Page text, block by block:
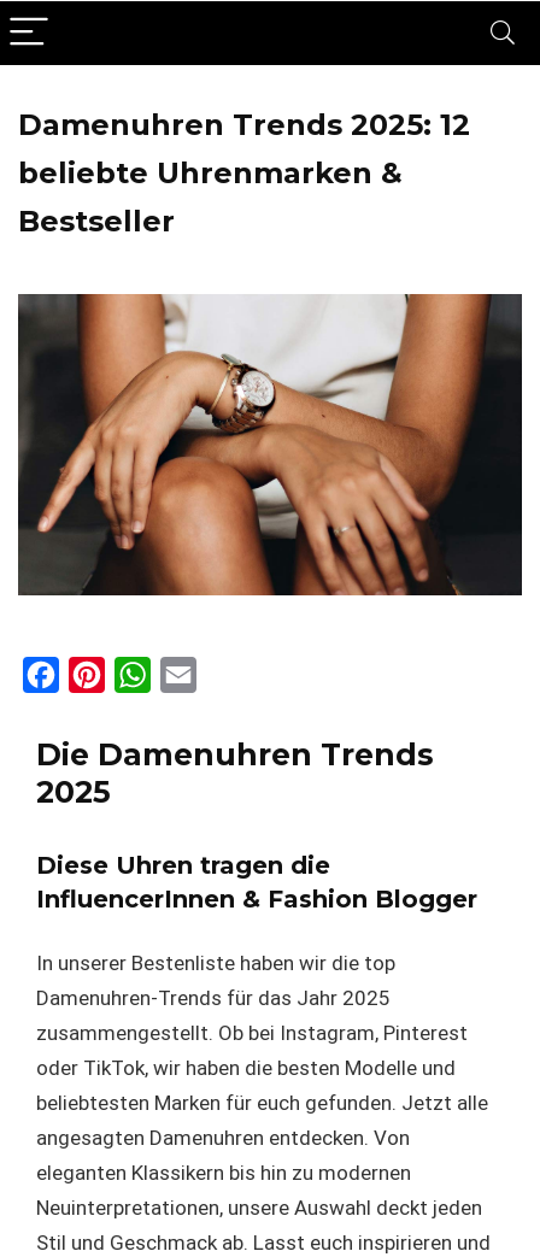
Damenuhren Trends 2025: 12
beliebte Uhrenmarken &
Bestseller
c
e
o
o
n
t
e
t
W
a
A
p
a
Die Damenuhren Trends
2025
Diese Uhren tragen die
InfluencerInnen & Fashion Blogger
In unserer Bestenliste haben wir die top
Damenuhren-Trends für das Jahr 2025
zusammengestellt. Ob bei Instagram, Pinterest
oder TikTok, wir haben die besten Modelle und
beliebtesten Marken für euch gefunden. Jetzt alle
angesagten Damenuhren entdecken. Von
eleganten Klassikern bis hin zu modernen
Neuinterpretationen, unsere Auswahl deckt jeden
Stil und Geschmack ab. Lasst euch inspirieren und